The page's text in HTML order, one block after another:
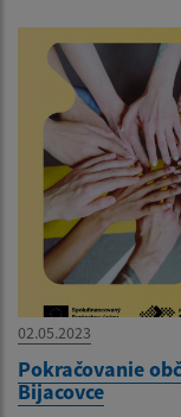
02.05.2023
Pokračovanie
Bijacovce